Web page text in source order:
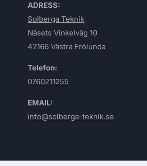
ADRESS:
Solberga Teknik
Näsets Vinkelväg 10
42166 Västra Frölunda
Telefon:
0760211255
EMAIL:
info@solberga-teknik.se